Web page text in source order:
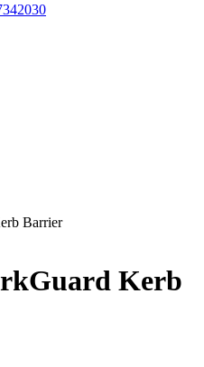
Barrier
Kerb